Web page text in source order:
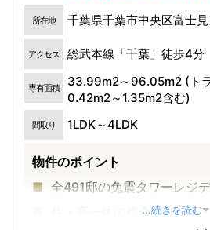
所在地 千葉県千葉市中央区富士
アクセス 総武本線「千葉」徒歩4分
専有面積
33.99m2～96.05m2 (ト
0.42m2～1.35m2含む)
間取り 1LDK～4LDK
物件のポイント
全491邸の免震タワーレジ
住・商一体の複合開発
...続きを読む